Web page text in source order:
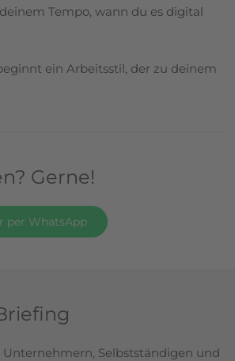
Tempo, wann du es digital
ein Arbeitsstil, der zu deinem
Gerne!
per WhatsApp
Unternehmern, Selbstständigen und